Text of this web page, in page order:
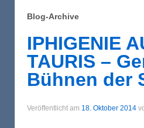
Blog-Archive
IPHIGENIE
TAURIS –
Bühnen der
Veröffentlicht am 18. Oktober 2014